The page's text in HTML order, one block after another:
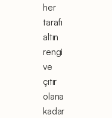
her
tarafı
altın
rengi
ve
çıtır
olana
kadar